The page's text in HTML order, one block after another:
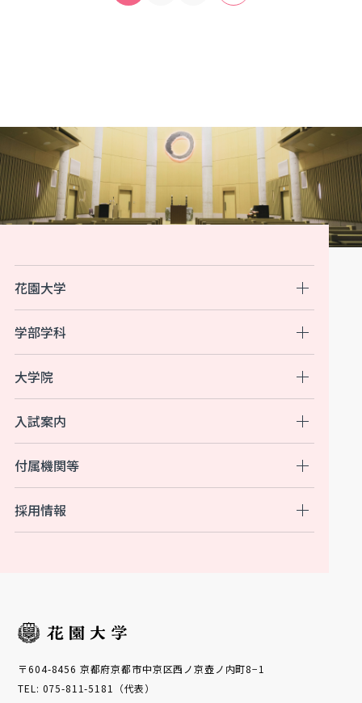
花園大学
入試案内
付属機関等
学部学科
大学院
採用情報
〒604-8456 京都府京都市中京区西ノ京壺ノ内町8−1
TEL: 075-811-5181（代表）